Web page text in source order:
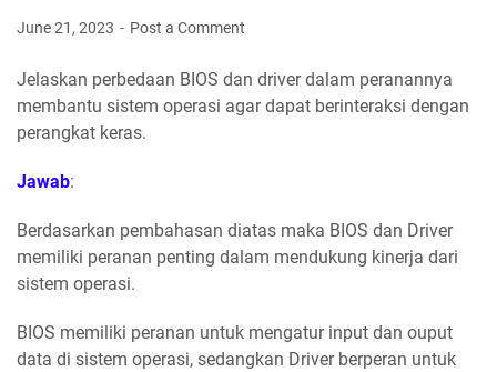
June 21, 2023 Post a Comment
Jelaskan perbedaan BIOS dan driver dalam peranannya
membantu sistem operasi agar dapat berinteraksi dengan
perangkat keras.
Jawab:
Berdasarkan pembahasan diatas maka BIOS dan Driver
memiliki peranan penting dalam mendukung kinerja dari
sistem operasi.
BIOS memiliki peranan untuk mengatur input dan ouput
data di sistem operasi, sedangkan Driver berperan untuk